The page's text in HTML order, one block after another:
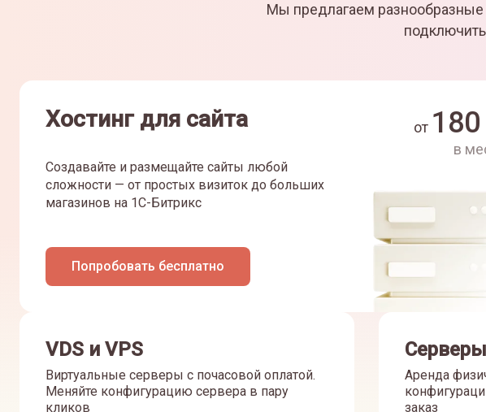
Мы предлагаем
Хостинг для сайта
Создавайте и размещайте сайты любой
сложности — от простых визиток до больших
магазинов на 1С-Битрикс
Попробовать бесплатно
от 180
в
VDS и VPS
Виртуальные серверы с почасовой оплатой.
Меняйте конфигурацию сервера в пару
кликов
Серверы
Аренда
заказ